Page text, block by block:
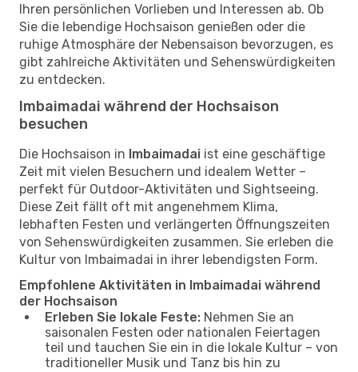
Ihren persönlichen Vorlieben und Interessen ab. Ob
Sie die lebendige Hochsaison genießen oder die
ruhige Atmosphäre der Nebensaison bevorzugen, es
gibt zahlreiche Aktivitäten und Sehenswürdigkeiten
zu entdecken.
Imbaimadai während der Hochsaison
besuchen
Die Hochsaison in Imbaimadai ist eine geschäftige
Zeit mit vielen Besuchern und idealem Wetter –
perfekt für Outdoor-Aktivitäten und Sightseeing.
Diese Zeit fällt oft mit angenehmem Klima,
lebhaften Festen und verlängerten Öffnungszeiten
von Sehenswürdigkeiten zusammen. Sie erleben die
Kultur von Imbaimadai in ihrer lebendigsten Form.
Empfohlene Aktivitäten in Imbaimadai während
der Hochsaison
Erleben Sie lokale Feste: Nehmen Sie an
saisonalen Festen oder nationalen Feiertagen
teil und tauchen Sie ein in die lokale Kultur – von
traditioneller Musik und Tanz bis hin zu